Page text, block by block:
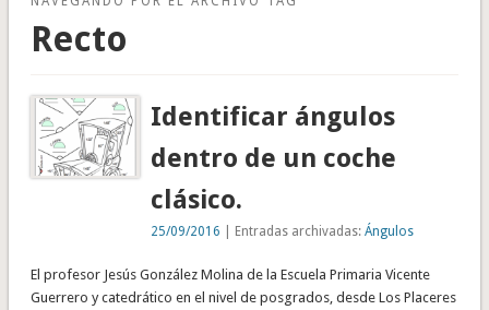
Recto
Identificar ángulos
dentro de un coche
clásico.
25/09/2016 | Entradas archivadas:Ángulos
El profesor Jesús González Molina de la Escuela Primaria Vicente
Guerrero y catedrático en el nivel de posgrados, desde Los Placeres